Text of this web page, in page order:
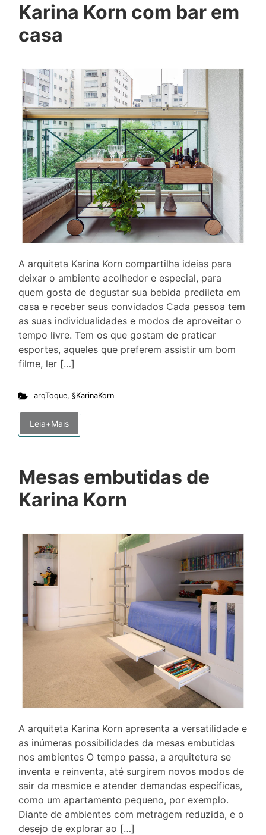
Karina Korn com bar em
casa
A arquiteta Karina Korn compartilha ideias para
deixar o ambiente acolhedor e especial, para
quem gosta de degustar sua bebida predileta em
casa e receber seus convidados Cada pessoa tem
as suas individualidades e modos de aproveitar o
tempo livre. Tem os que gostam de praticar
esportes, aqueles que preferem assistir um bom
filme, ler […]
arqToque, §KarinaKorn
Leia+Mais
Mesas embutidas de
Karina Korn
A arquiteta Karina Korn apresenta a versatilidade e
as inúmeras possibilidades da mesas embutidas
nos ambientes O tempo passa, a arquitetura se
inventa e reinventa, até surgirem novos modos de
sair da mesmice e atender demandas específicas,
como um apartamento pequeno, por exemplo.
Diante de ambientes com metragem reduzida, e o
desejo de explorar ao […]